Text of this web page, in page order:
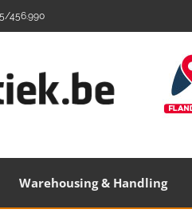
456.990
Warehousing & Handling